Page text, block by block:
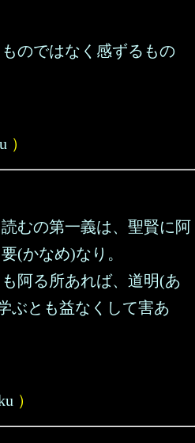
のではなく感ずるもの
）
むの第一義は、聖賢に阿
(かなめ)なり。
阿る所あれば、道明(あ
ぶとも益なくして害あ
）